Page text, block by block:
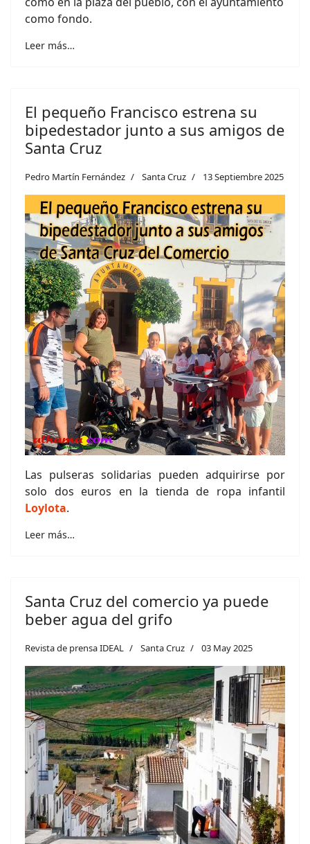
como fondo.
Leer más…
El pequeño Francisco estrena su
bipedestador junto a sus amigos de
Santa Cruz
Pedro Martín Fernández Santa Cruz 13 Septiembre 2025
Las pulseras solidarias pueden adquirirse por
solo dos euros en la tienda de ropa infantil
Loylota.
Leer más…
Santa Cruz del comercio ya puede
beber agua del grifo
Revista de prensa IDEAL Santa Cruz 03 May 2025